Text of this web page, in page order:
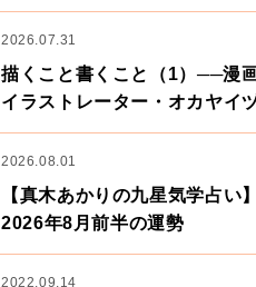
2026.07.31
描くこと書くこと（1）──漫画
イラストレーター・オカヤイ
ん×漫画家・鶴谷香央理さん
2026.08.01
【真木あかりの九星気学占い】
2026年8月前半の運勢
2022.09.14